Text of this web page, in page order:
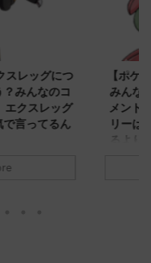
レッグにつ
んなのコ
スレッグ
ってるん
のス
【ポケモ
みんなど
メントを
リーはバ
るよりビ